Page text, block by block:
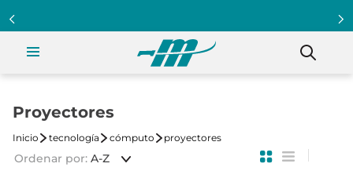
Proyectores
tecnología cómputo proyectores
Ordenar por A-Z